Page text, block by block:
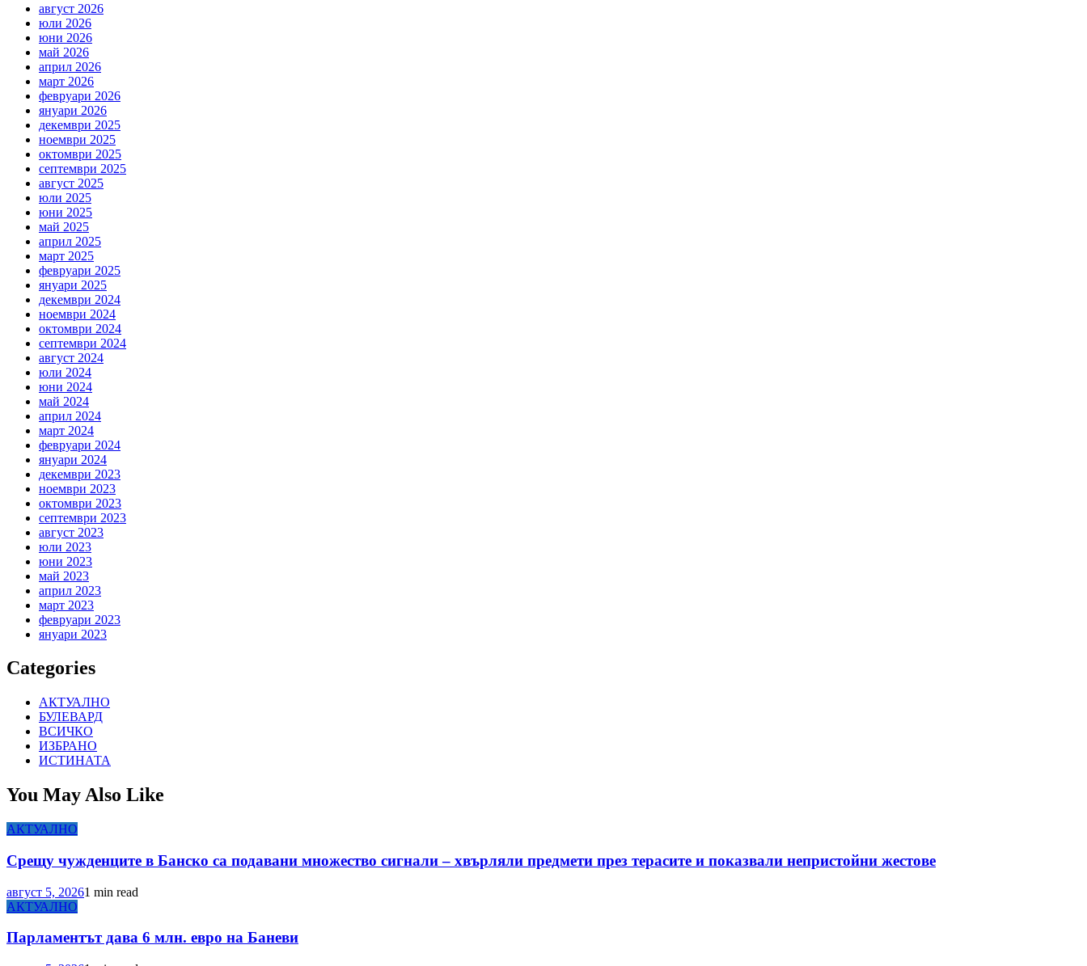
август 2026
юли 2026
юни 2026
май 2026
април 2026
март 2026
февруари 2026
януари 2026
декември 2025
ноември 2025
октомври 2025
септември 2025
август 2025
юли 2025
юни 2025
май 2025
април 2025
март 2025
февруари 2025
януари 2025
декември 2024
ноември 2024
октомври 2024
септември 2024
август 2024
юли 2024
юни 2024
май 2024
април 2024
март 2024
февруари 2024
януари 2024
декември 2023
ноември 2023
октомври 2023
септември 2023
август 2023
юли 2023
юни 2023
май 2023
април 2023
март 2023
февруари 2023
януари 2023
Categories
АКТУАЛНО
БУЛЕВАРД
ВСИЧКО
ИЗБРАНО
ИСТИНАТА
You May Also Like
АКТУАЛНО
Срещу чужденците в Банско са подавани множество сигнали – хвърляли предмети през терасите и показвали непристойни жестове
август 5, 20261 min read
АКТУАЛНО
Парламентът дава 6 млн. евро на Баневи